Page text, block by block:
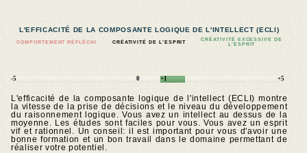
L'EFFICACITÉ DE LA COMPOSANTE LOGIQUE DE L'INTELLECT (ECLI)
COMPORTEMENT RÉFLÉCHI CRÉATIVITÉ DE L’ESPRIT
CRÉATIVITÉ EXCESSIVE DE
L’ESPRIT
-5 0 +1 +5
L'efficacité de la composante logique de l'intellect (ECLI) montre
la vitesse de la prise de décisions et le niveau du développement
du raisonnement logique. Vous avez un intellect au dessus de la
moyenne. Les études sont faciles pour vous. Vous avez un esprit
vif et rationnel. Un conseil: il est important pour vous d'avoir une
bonne formation et un bon travail dans le domaine permettant de
réaliser votre potentiel.